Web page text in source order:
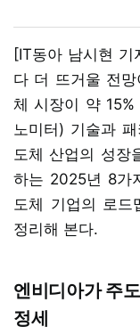
[IT동아 남시현
다 더 뜨거울 전
체 시장이 약
노미터) 기술과
도체 산업의 성장
하는 2025년 8가
도체 기업의 로
정리해 본다.
엔비디아가 주
정세